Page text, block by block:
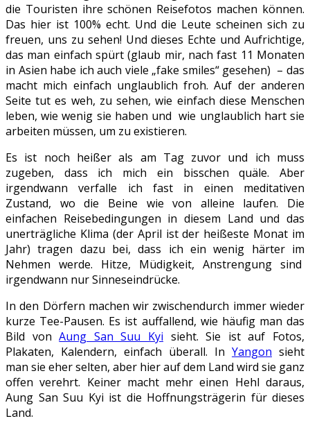
die Touristen ihre schönen Reisefotos machen können.
Das hier ist 100% echt. Und die Leute scheinen sich zu
freuen, uns zu sehen! Und dieses Echte und Aufrichtige,
das man einfach spürt (glaub mir, nach fast 11 Monaten
in Asien habe ich auch viele „fake smiles“ gesehen) – das
macht mich einfach unglaublich froh. Auf der anderen
Seite tut es weh, zu sehen, wie einfach diese Menschen
leben, wie wenig sie haben und wie unglaublich hart sie
arbeiten müssen, um zu existieren.
Es ist noch heißer als am Tag zuvor und ich muss
zugeben, dass ich mich ein bisschen quäle. Aber
irgendwann verfalle ich fast in einen meditativen
Zustand, wo die Beine wie von alleine laufen. Die
einfachen Reisebedingungen in diesem Land und das
unerträgliche Klima (der April ist der heißeste Monat im
Jahr) tragen dazu bei, dass ich ein wenig härter im
Nehmen werde. Hitze, Müdigkeit, Anstrengung sind
irgendwann nur Sinneseindrücke.
In den Dörfern machen wir zwischendurch immer wieder
kurze Tee-Pausen. Es ist auffallend, wie häufig man das
Bild vonAung San Suu Kyi sieht. Sie ist auf Fotos,
Plakaten, Kalendern, einfach überall. In Yangon sieht
man sie eher selten, aber hier auf dem Land wird sie ganz
offen verehrt. Keiner macht mehr einen Hehl daraus,
Aung San Suu Kyi ist die Hoffnungsträgerin für dieses
Land.